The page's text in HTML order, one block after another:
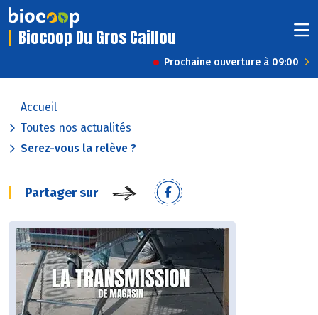
Biocoop Du Gros Caillou
Prochaine ouverture à 09:00
Accueil
Toutes nos actualités
Serez-vous la relève ?
Partager sur